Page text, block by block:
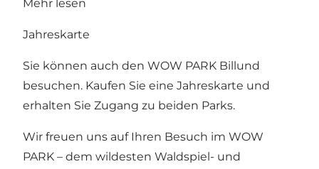
Mehr lesen
Jahreskarte
Sie können auch den WOW PARK Billund
besuchen. Kaufen Sie eine Jahreskarte und
erhalten Sie Zugang zu beiden Parks.
Wir freuen uns auf Ihren Besuch im WOW
PARK – dem wildesten Waldspiel- und